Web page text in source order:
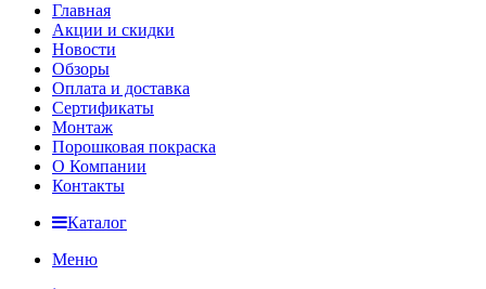
Главная
Акции и скидки
Новости
Обзоры
Оплата и доставка
Сертификаты
Монтаж
Порошковая покраска
О Компании
Контакты
Каталог
Меню